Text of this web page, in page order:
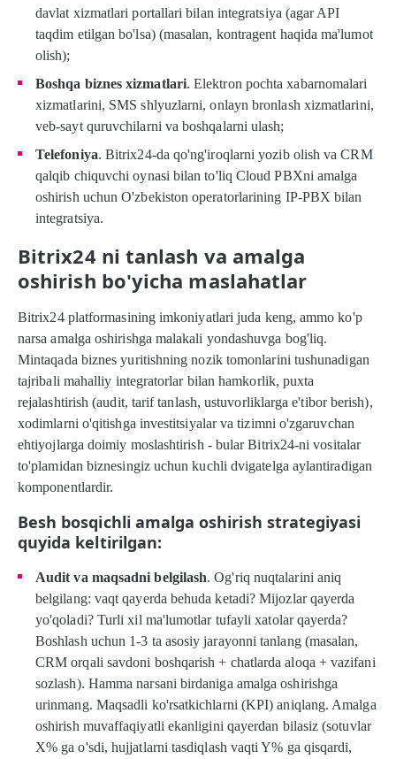
davlat xizmatlari portallari bilan integratsiya (agar API
taqdim etilgan bo'lsa) (masalan, kontragent haqida ma'lumot
olish);
Boshqa biznes xizmatlari. Elektron pochta xabarnomalari
xizmatlarini, SMS shlyuzlarni, onlayn bronlash xizmatlarini,
veb-sayt quruvchilarni va boshqalarni ulash;
Telefoniya. Bitrix24-da qo'ng'iroqlarni yozib olish va CRM
qalqib chiquvchi oynasi bilan to'liq Cloud PBXni amalga
oshirish uchun O'zbekiston operatorlarining IP-PBX bilan
integratsiya.
Bitrix24 ni tanlash va amalga
oshirish bo'yicha maslahatlar
Bitrix24 platformasining imkoniyatlari juda keng, ammo ko'p
narsa amalga oshirishga malakali yondashuvga bog'liq.
Mintaqada biznes yuritishning nozik tomonlarini tushunadigan
tajribali mahalliy integratorlar bilan hamkorlik, puxta
rejalashtirish (audit, tarif tanlash, ustuvorliklarga e'tibor berish),
xodimlarni o'qitishga investitsiyalar va tizimni o'zgaruvchan
ehtiyojlarga doimiy moslashtirish - bular Bitrix24-ni vositalar
to'plamidan biznesingiz uchun kuchli dvigatelga aylantiradigan
komponentlardir.
Besh bosqichli amalga oshirish strategiyasi
quyida keltirilgan:
Audit va maqsadni belgilash. Og'riq nuqtalarini aniq
belgilang: vaqt qayerda behuda ketadi? Mijozlar qayerda
yo'qoladi? Turli xil ma'lumotlar tufayli xatolar qayerda?
Boshlash uchun 1-3 ta asosiy jarayonni tanlang (masalan,
CRM orqali savdoni boshqarish + chatlarda aloqa + vazifani
sozlash). Hamma narsani birdaniga amalga oshirishga
urinmang. Maqsadli ko'rsatkichlarni (KPI) aniqlang. Amalga
oshirish muvaffaqiyatli ekanligini qayerdan bilasiz (sotuvlar
X% ga o'sdi, hujjatlarni tasdiqlash vaqti Y% ga qisqardi,